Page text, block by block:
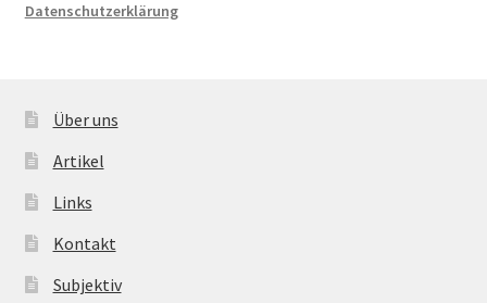
Datenschutzerklärung
Über uns
Artikel
Links
Kontakt
Subjektiv